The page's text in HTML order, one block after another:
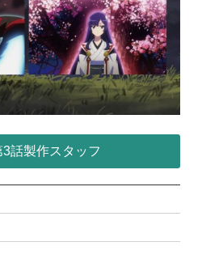
話製作スタッフ